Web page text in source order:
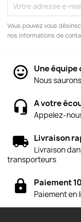
Vous pouvez vous
nos informations de
Une équipe
Nous
A votre
Appelez-
Livraison
Livraison
transporteurs
Paiement
Paiement en